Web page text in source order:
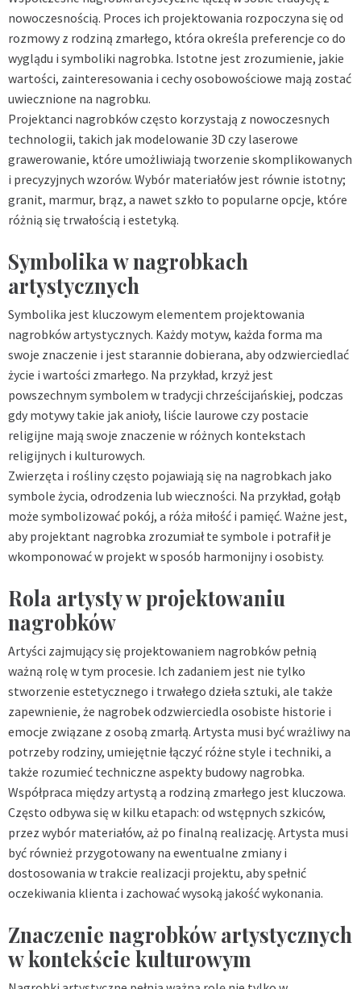
nowoczesnością. Proces ich projektowania rozpoczyna się od
rozmowy z rodziną zmarłego, która określa preferencje co do
wyglądu i symboliki nagrobka. Istotne jest zrozumienie, jakie
wartości, zainteresowania i cechy osobowościowe mają zostać
uwiecznione na nagrobku.
Projektanci nagrobków często korzystają z nowoczesnych
technologii, takich jak modelowanie 3D czy laserowe
grawerowanie, które umożliwiają tworzenie skomplikowanych
i precyzyjnych wzorów. Wybór materiałów jest równie istotny;
granit, marmur, brąz, a nawet szkło to popularne opcje, które
różnią się trwałością i estetyką.
Symbolika w nagrobkach
artystycznych
Symbolika jest kluczowym elementem projektowania
nagrobków artystycznych. Każdy motyw, każda forma ma
swoje znaczenie i jest starannie dobierana, aby odzwierciedlać
życie i wartości zmarłego. Na przykład, krzyż jest
powszechnym symbolem w tradycji chrześcijańskiej, podczas
gdy motywy takie jak anioły, liście laurowe czy postacie
religijne mają swoje znaczenie w różnych kontekstach
religijnych i kulturowych.
Zwierzęta i rośliny często pojawiają się na nagrobkach jako
symbole życia, odrodzenia lub wieczności. Na przykład, gołąb
może symbolizować pokój, a róża miłość i pamięć. Ważne jest,
aby projektant nagrobka zrozumiał te symbole i potrafił je
wkomponować w projekt w sposób harmonijny i osobisty.
Rola artysty w projektowaniu
nagrobków
Artyści zajmujący się projektowaniem nagrobków pełnią
ważną rolę w tym procesie. Ich zadaniem jest nie tylko
stworzenie estetycznego i trwałego dzieła sztuki, ale także
zapewnienie, że nagrobek odzwierciedla osobiste historie i
emocje związane z osobą zmarłą. Artysta musi być wrażliwy na
potrzeby rodziny, umiejętnie łączyć różne style i techniki, a
także rozumieć techniczne aspekty budowy nagrobka.
Współpraca między artystą a rodziną zmarłego jest kluczowa.
Często odbywa się w kilku etapach: od wstępnych szkiców,
przez wybór materiałów, aż po finalną realizację. Artysta musi
być również przygotowany na ewentualne zmiany i
dostosowania w trakcie realizacji projektu, aby spełnić
oczekiwania klienta i zachować wysoką jakość wykonania.
Znaczenie nagrobków artystycznych
w kontekście kulturowym